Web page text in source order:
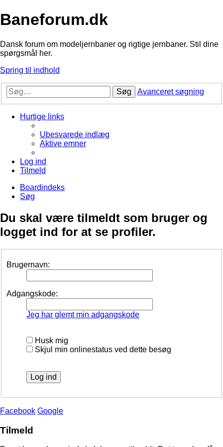
Baneforum.dk
Dansk forum om modeljernbaner og rigtige jernbaner. Stil dine
spørgsmål her.
Spring til indhold
Søg Avanceret søgning
Hurtige links
Ubesvarede indlæg
Aktive emner
Log ind
Tilmeld
Boardindeks
Søg
Du skal være tilmeldt som bruger og
logget ind for at se profiler.
Brugernavn:
Adgangskode:
Jeg har glemt min adgangskode
Husk mig
Skjul min onlinestatus ved dette besøg
Facebook Google
Tilmeld